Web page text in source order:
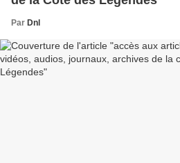
Par Dnl